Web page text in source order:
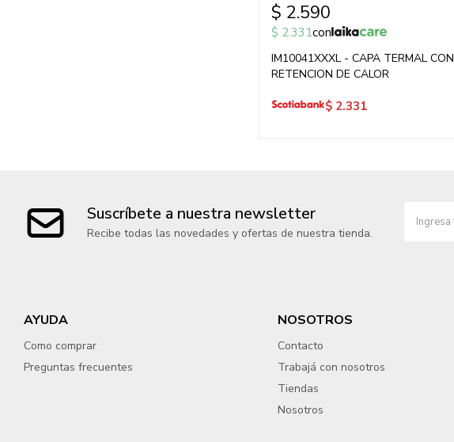
$ 2.590
$ 2.331con
IM10041XXXL - CAPA TERMAL CON
RETENCION DE CALOR
$ 2.331
Suscríbete a nuestra newsletter
Recibe todas las novedades y ofertas de nuestra tienda.
AYUDA
Como comprar
Preguntas frecuentes
NOSOTROS
Contacto
Trabajá con nosotros
Tiendas
Nosotros